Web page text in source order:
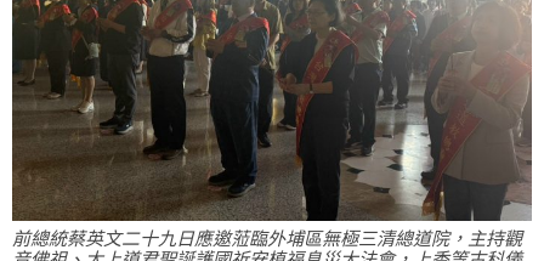
前總統蔡英文二十九日應邀蒞臨外埔區無極三清總道院，主持觀